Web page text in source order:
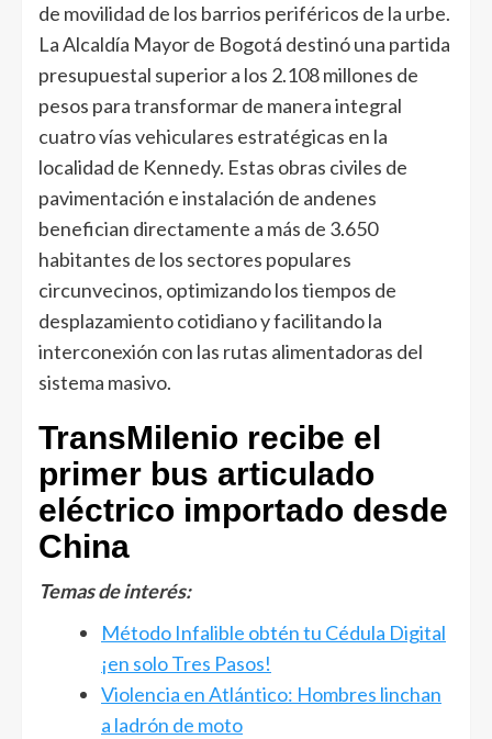
de movilidad de los barrios periféricos de la urbe.
La Alcaldía Mayor de Bogotá destinó una partida
presupuestal superior a los 2.108 millones de
pesos para transformar de manera integral
cuatro vías vehiculares estratégicas en la
localidad de Kennedy. Estas obras civiles de
pavimentación e instalación de andenes
benefician directamente a más de 3.650
habitantes de los sectores populares
circunvecinos, optimizando los tiempos de
desplazamiento cotidiano y facilitando la
interconexión con las rutas alimentadoras del
sistema masivo.
TransMilenio recibe el
primer bus articulado
eléctrico importado desde
China
Temas de interés:
Método Infalible obtén tu Cédula Digital
¡en solo Tres Pasos!
Violencia en Atlántico: Hombres linchan
a ladrón de moto